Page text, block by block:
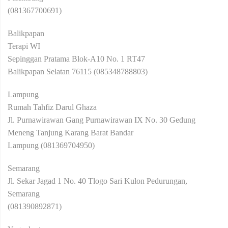
(081367700691)
Balikpapan
Terapi WI
Sepinggan Pratama Blok-A10 No. 1 RT47
Balikpapan Selatan 76115 (085348788803)
Lampung
Rumah Tahfiz Darul Ghaza
Jl. Purnawirawan Gang Purnawirawan IX No. 30 Gedung
Meneng Tanjung Karang Barat Bandar
Lampung (081369704950)
Semarang
Jl. Sekar Jagad 1 No. 40 Tlogo Sari Kulon Pedurungan,
Semarang
(081390892871)